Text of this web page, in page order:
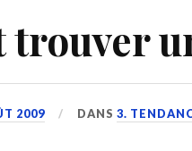
trouver
2009 DANS3.